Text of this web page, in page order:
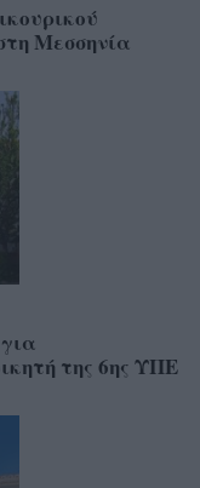
Μεσσηνία
της 6ης ΥΠΕ